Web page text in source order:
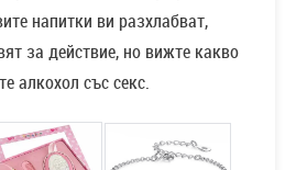
напитки ви разхлабват,
за действие, но вижте какво
алкохол със секс.